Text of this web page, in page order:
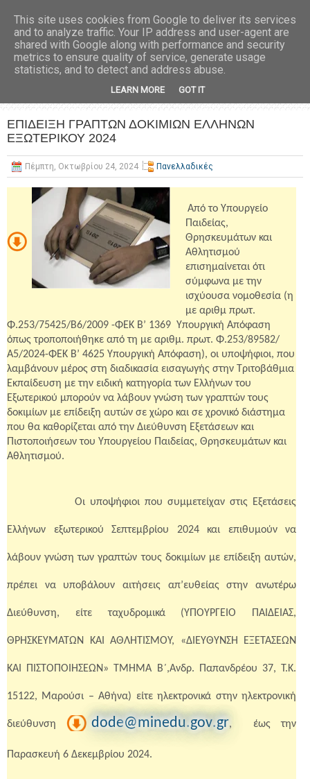
ΕΠΙΔΕΙΞΗ ΓΡΑΠΤΩΝ ΔΟΚΙΜΙΩΝ ΕΛΛΗΝΩΝ
ΕΞΩΤΕΡΙΚΟΥ 2024
Πέμπτη, Οκτωβρίου 24, 2024 Πανελλαδικές
Από το Υπουργείο
Παιδείας,
Θρησκευμάτων και
Αθλητισμού
επισημαίνεται ότι
σύμφωνα με την
ισχύουσα νομοθεσία (η
με αριθμ πρωτ.
Φ.253/75425/Β6/2009 -ΦΕΚ Β’ 1369 Υπουργική Απόφαση
όπως τροποποιήθηκε από τη με αριθμ. πρωτ. Φ.253/89582/
Α5/2024-ΦΕΚ Β’ 4625 Υπουργική Απόφαση), οι υποψήφιοι, που
λαμβάνουν μέρος στη διαδικασία εισαγωγής στην
ριτοβάθμια
Eκπαίδευση με την ειδική κατηγορία των Ελλήνων του
Εξωτερικού μπορούν να λάβουν γνώση των γραπτών τους
δοκιμίων με επίδειξη αυτών σε χώρο και σε χρονικό διάστημα
που θα καθορίζεται από την Διεύθυνση Εξετάσεων και
Πιστοποιήσεων του Υπουργείου Παιδείας, Θρησκευμάτων και
Αθλητισμού.
Οι υποψήφιοι που συμμετείχαν στις Εξετάσεις
Ελλήνων εξωτερικού Σεπτεμβρίου 2024 και επιθυμούν να
λάβουν γνώση των γραπτών τους δοκιμίων με επίδειξη αυτών,
πρέπει να υποβάλουν αιτήσεις απ’ευθείας στην ανωτέρω
Διεύθυνση, είτε ταχυδρομικά(ΥΠΟΥΡΓΕΙΟ ΠΑΙΔΕΙΑΣ,
ΘΡΗΣΚΕΥΜΑΤΩΝ ΚΑΙ ΑΘΛΗΤΙΣΜΟΥ, «ΔΙΕΥΘΥΝΣΗ ΕΞΕΤΑΣΕΩΝ
ΚΑΙ ΠΙΣΤΟΠΟΙΗΣΕΩΝ» ΤΜΗΜΑ B΄,Ανδρ. Παπανδρέου 37, Τ.Κ.
15122, Μαρούσι – Αθήνα) είτε ηλεκτρονικά στην ηλεκτρονική
διεύθυνση dode@minedu.gov.gr, έως την
Παρασκευή 6 Δεκεμβρίου 2024.
This site uses cookies from Google to deliver its services
and to analyze traffic. Your IP address and user-agent are
shared with Google along with performance and security
metrics to ensure quality of service, generate usage
statistics, and to detect and address abuse.
LEARN MORE GOT IT